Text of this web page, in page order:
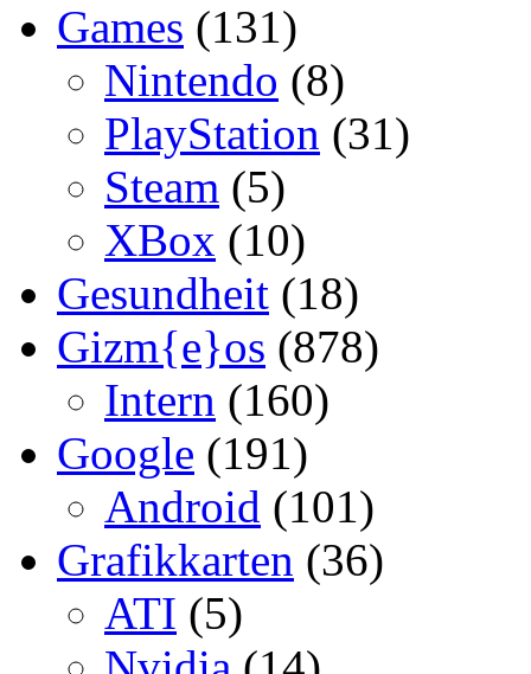
Games (131)
Nintendo (8)
PlayStation (31)
Steam (5)
XBox (10)
Gesundheit (18)
Gizm{e}os (878)
Intern (160)
Google (191)
Android (101)
Grafikkarten (36)
ATI (5)